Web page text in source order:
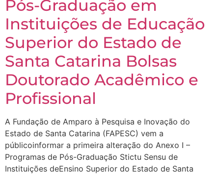
Pós-Graduação em
Instituições de Educação
Superior do Estado de
Santa Catarina Bolsas
Doutorado Acadêmico e
Profissional
A Fundação de Amparo à Pesquisa e Inovação do
Estado de Santa Catarina (FAPESC) vem a
públicoinformar a primeira alteração do Anexo I –
Programas de Pós-Graduação Stictu Sensu de
Instituições deEnsino Superior do Estado de Santa